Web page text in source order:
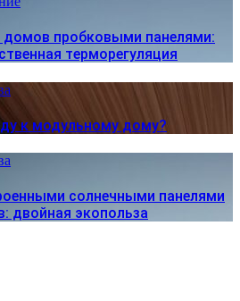
домов пробковыми панелями:
терморегуляция
к модульному дому?
солнечными панелями
двойная экопольза